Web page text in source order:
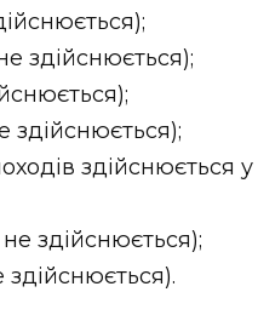
здійснюється);
здійснюється);
здійснюється у
здійснюється);